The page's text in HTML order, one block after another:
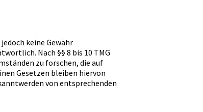
keine Gewähr
Nach §§ 8 bis 10 TMG
zu forschen, die auf
Gesetzen bleiben hiervon
von entsprechenden